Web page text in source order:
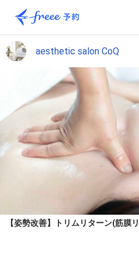
aesthetic salon CoQ
【姿勢改善】トリムリターン(筋